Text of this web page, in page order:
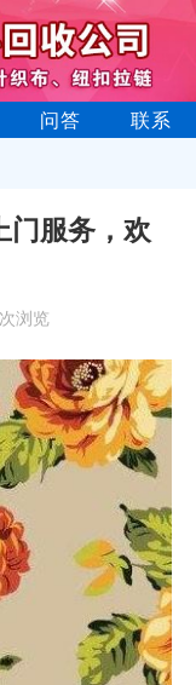
问答 联系
门服务，欢
浏览